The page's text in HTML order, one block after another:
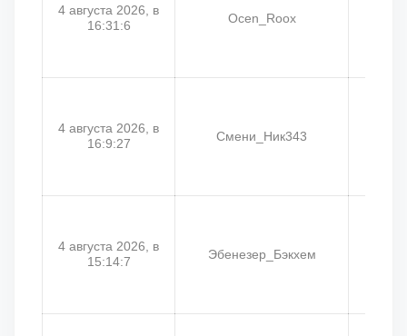
4 августа 2026, в
16:31:6
Ocen_Roox
4 августа 2026, в
16:9:27
Смени_Ник343
4 августа 2026, в
15:14:7
Эбенезер_Бэкхем